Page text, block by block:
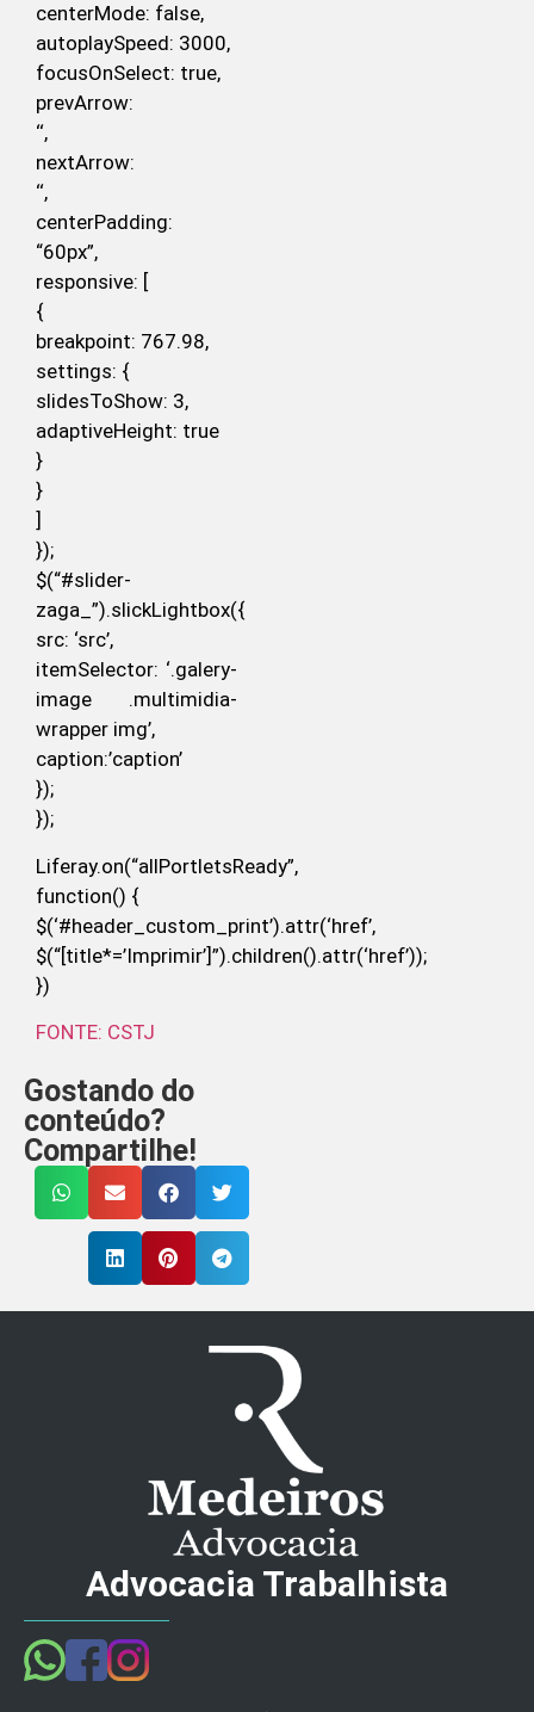
centerMode: false,
autoplaySpeed: 3000,
focusOnSelect: true,
prevArrow:
‘‘,
nextArrow:
‘‘,
centerPadding:
“60px”,
responsive: [
{
breakpoint: 767.98,
settings: {
slidesToShow: 3,
adaptiveHeight: true
}
}
]
});
$(“#slider-
zaga_”).slickLightbox({
src: ‘src’,
itemSelector: ‘.galery-
image .multimidia-
wrapper img’,
caption:’caption’
});
});
Liferay.on(“allPortletsReady”,
function() {
$(‘#header_custom_print’).attr(‘href’,
$(“[title*=’Imprimir’]”).children().attr(‘href’));
})
FONTE: CSTJ
Gostando do
conteúdo?
Compartilhe!
Advocacia Trabalhista